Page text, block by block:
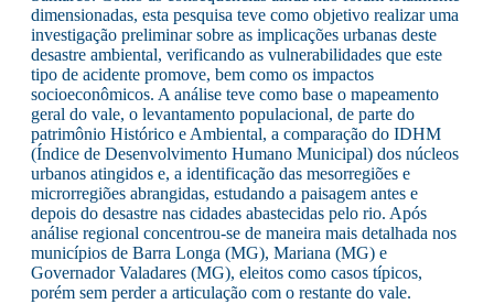
dimensionadas, esta pesquisa teve como objetivo realizar uma
investigação preliminar sobre as implicações urbanas deste
desastre ambiental, verificando as vulnerabilidades que este
tipo de acidente promove, bem como os impactos
socioeconômicos. A análise teve como base o mapeamento
geral do vale, o levantamento populacional, de parte do
patrimônio Histórico e Ambiental, a comparação do IDHM
(Índice de Desenvolvimento Humano Municipal) dos núcleos
urbanos atingidos e, a identificação das mesorregiões e
microrregiões abrangidas, estudando a paisagem antes e
depois do desastre nas cidades abastecidas pelo rio. Após
análise regional concentrou-se de maneira mais detalhada nos
municípios de Barra Longa (MG), Mariana (MG) e
Governador Valadares (MG), eleitos como casos típicos,
porém sem perder a articulação com o restante do vale.